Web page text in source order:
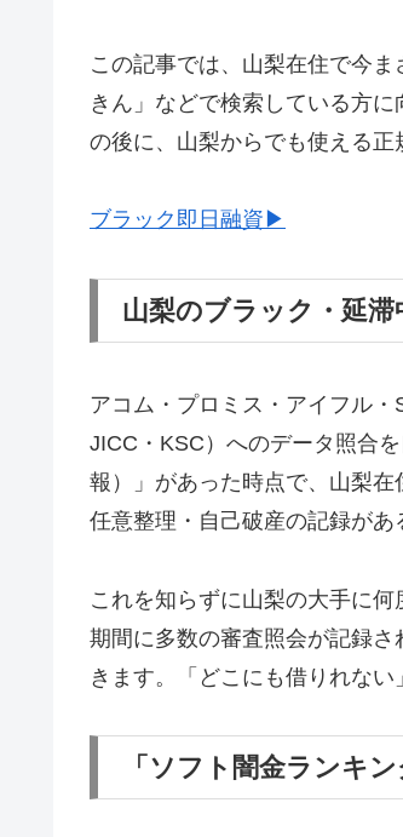
この記事では、山梨在住で今
きん」などで検索している方
の後に、山梨からでも使える正
ブラック即日融資▶
山梨のブラック・延
アコム・プロミス・アイフル
JICC・KSC）へのデータ照合を
報）」があった時点で、山梨
任意整理・自己破産の記録があ
これを知らずに山梨の大手に
期間に多数の審査照会が記録
きます。「どこにも借りれな
「ソフト闇金ランキ